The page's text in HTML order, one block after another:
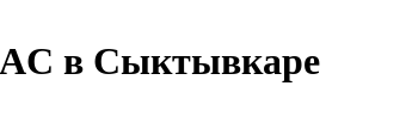
в Сыктывкаре